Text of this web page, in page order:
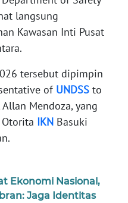
langsung
Kawasan Inti Pusat
tersebut dipimpin
of UNDSS to
Mendoza, yang
IKN Basuki
Ekonomi Nasional,
Jaga Identitas